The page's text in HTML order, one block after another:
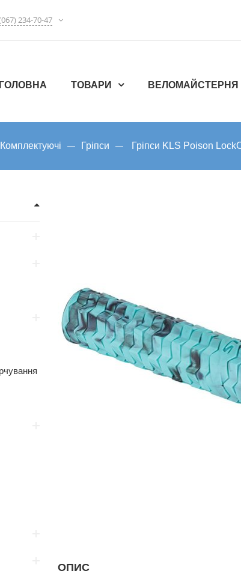
234-70-47
ГОЛОВНА ТОВАРИ ВЕЛОМАЙСТЕРНЯ
Комплектуючі Гріпси Гріпси KLS Poison
ОПИС